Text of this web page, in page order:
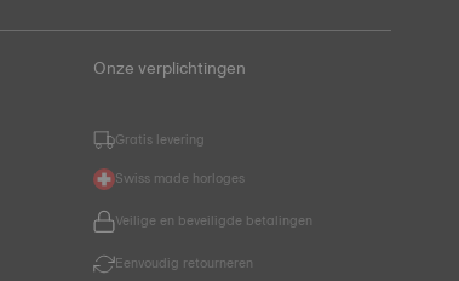
Onze verplichtingen
Gratis levering
Swiss made horloges
Veilige en beveiligde betalingen
Eenvoudig retourneren